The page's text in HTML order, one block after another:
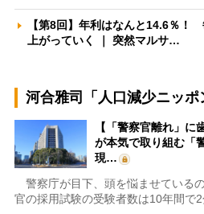
【第8回】年利はなんと14.6％！
上がっていく ｜ 突然マルサ…
河合雅司「人口減少ニッポ
【「警察官離れ」に
が本気で取り組む「
現…
警察庁が目下、頭を悩ませている
官の採用試験の受験者数は10年間で